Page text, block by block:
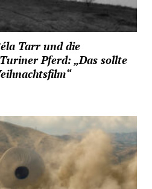
Tarr und die
Pferd: „Das sollte